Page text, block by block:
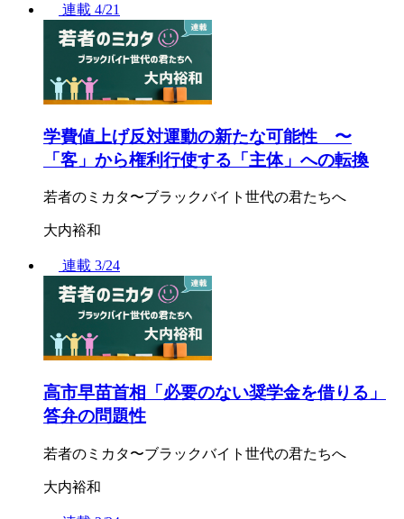
連載 4/21
学費値上げ反対運動の新たな可能性 〜
「客」から権利行使する「主体」への転換
若者のミカタ〜ブラックバイト世代の君たちへ
大内裕和
連載 3/24
高市早苗首相「必要のない奨学金を借りる」
答弁の問題性
若者のミカタ〜ブラックバイト世代の君たちへ
大内裕和